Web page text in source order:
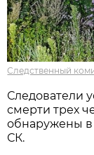
Следственный
Следователи
смерти трех
обнаружены
СК.